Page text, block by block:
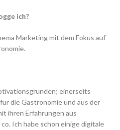
ich?
Marketing mit dem Fokus auf
einerseits
die Gastronomie und aus der
ihren Erfahrungen aus
Ich habe schon einige digitale